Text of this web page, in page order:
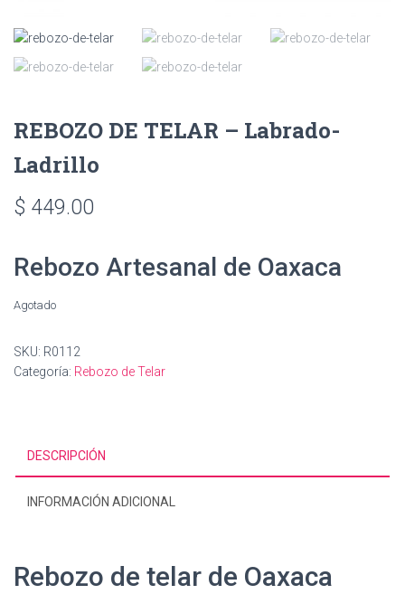
REBOZO DE TELAR – Labrado-
Ladrillo
$ 449.00
Rebozo Artesanal de Oaxaca
Agotado
SKU: R0112
Categoría: Rebozo de Telar
DESCRIPCIÓN
INFORMACIÓN ADICIONAL
Rebozo de telar de Oaxaca